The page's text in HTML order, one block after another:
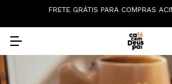
FRETE GRÁTIS PARA COMPRAS